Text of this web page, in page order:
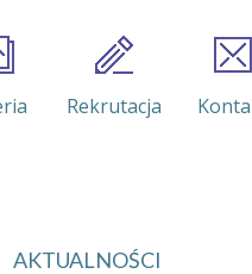
Rekrutacja
AKTUALNOŚCI